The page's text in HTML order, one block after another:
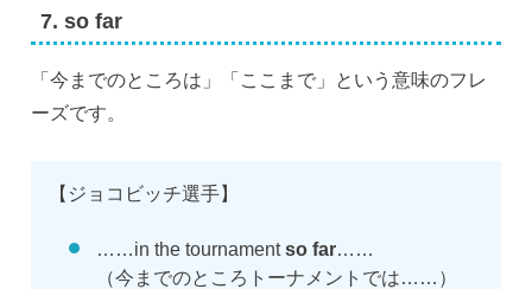
7. so far
「今までのところは」「ここまで」という意味のフレ
ーズです。
【ジョコビッチ選手】
……in the tournamentso far……
（今までのところトーナメントでは……）